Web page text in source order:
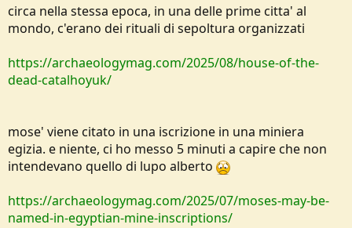
circa nella stessa epoca, in una delle prime citta' al
mondo, c'erano dei rituali di sepoltura organizzati
https://archaeologymag.com/2025/08/house-of-the-
dead-catalhoyuk/
mose' viene citato in una iscrizione in una miniera
egizia. e niente, ci ho messo 5 minuti a capire che non
intendevano quello di lupo alberto
https://archaeologymag.com/2025/07/moses-may-be-
named-in-egyptian-mine-inscriptions/